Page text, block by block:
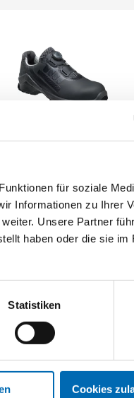
für soziale
Informationen zu Ihrer
Unsere Partner
haben oder die sie im
Statistiken
Cookies
13 Ausführungen